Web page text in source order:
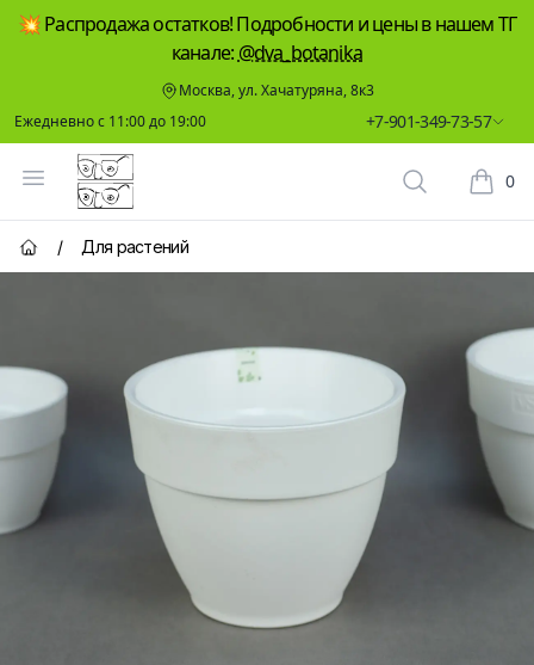
💥 Распродажа остатков! Подробности и цены в нашем ТГ
канале: @dva_botanika
Москва, ул. Хачатуряна, 8к3
Ежедневно с 11:00 до 19:00
+7-901-349-73-57
Открыть меню
Два Ботаника
Поиск
0
Главная страница
/ Для растений